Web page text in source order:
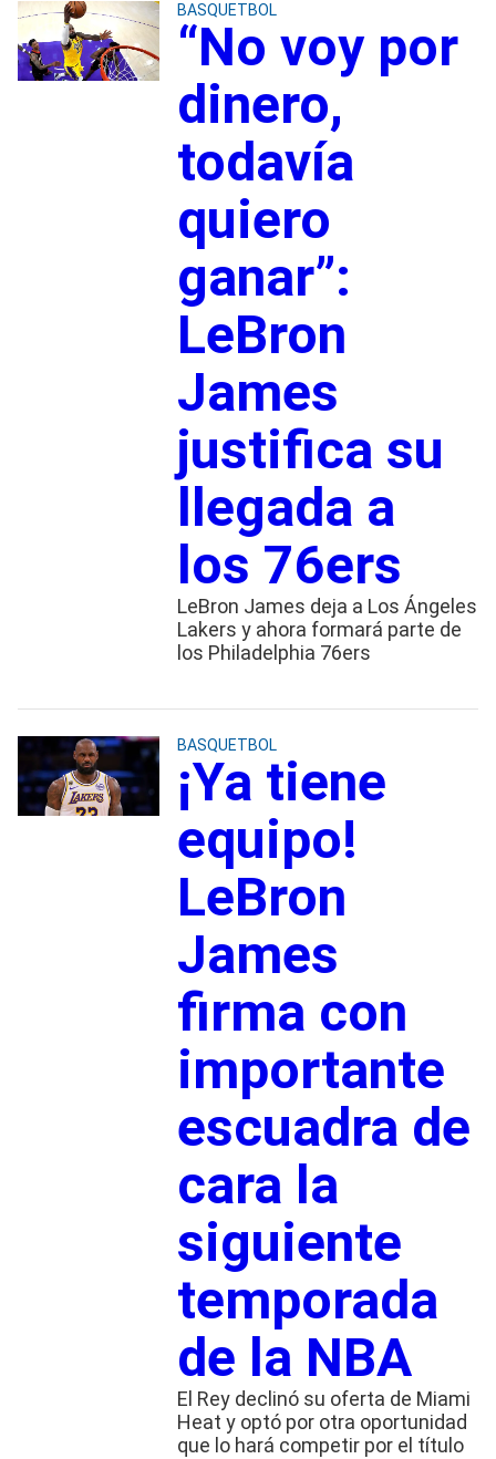
BASQUETBOL
“No voy por
dinero,
todavía
quiero
ganar”:
LeBron
James
justifica su
llegada a
los 76ers
LeBron James deja a Los Ángeles
Lakers y ahora formará parte de
los Philadelphia 76ers
BASQUETBOL
¡Ya tiene
equipo!
LeBron
James
firma con
importante
escuadra de
cara la
siguiente
temporada
de la NBA
El Rey declinó su oferta de Miami
Heat y optó por otra oportunidad
que lo hará competir por el título